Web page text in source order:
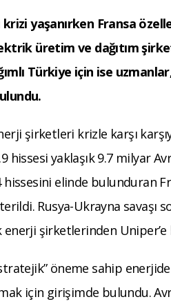
krizi yaşanırken Fransa
üretim ve dağıtım
Türkiye için ise
şirketleri krizle karşı
hissesi yaklaşık 9.7 milyar
elinde bulunduran
Rusya-Ukrayna savaşı
şirketlerinden Uniper’e
öneme sahip
için girişimde bulundu.